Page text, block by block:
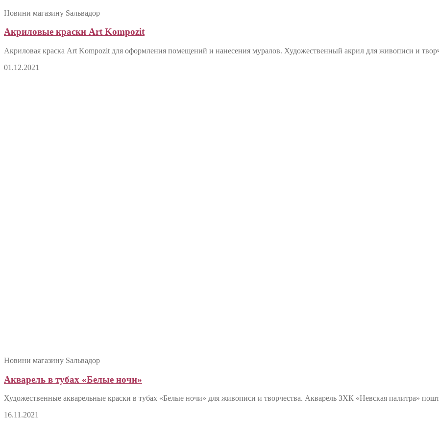
Новини магазину Sальвадор
Акриловые краски Art Kompozit
Акриловая краска Art Kompozit для оформления помещений и нанесения муралов. Художественный акрил для живописи и
01.12.2021
Новини магазину Sальвадор
Акварель в тубах «Белые ночи»
Художественные акварельные краски в тубах «Белые ночи» для живописи и творчества. Акварель ЗХК «Невская палитра»
16.11.2021